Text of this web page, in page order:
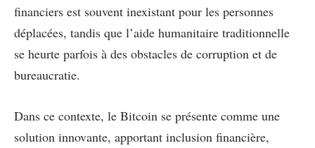
financiers est souvent inexistant pour les personnes
déplacées, tandis que l’aide humanitaire traditionnelle
se heurte parfois à des obstacles de corruption et de
bureaucratie.
Dans ce contexte, le Bitcoin se présente comme une
solution innovante, apportant inclusion financière,